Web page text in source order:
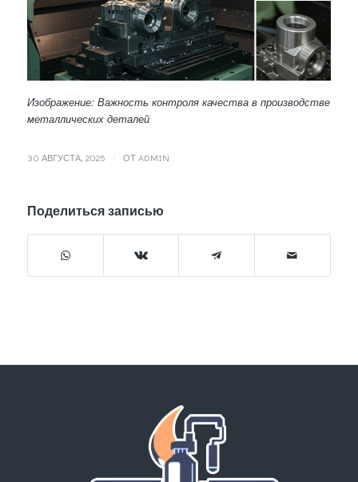
Изображение: Важность контроля качества в производстве
металлических деталей
30 АВГУСТА, 2025 ОТ ADMIN
Поделиться записью